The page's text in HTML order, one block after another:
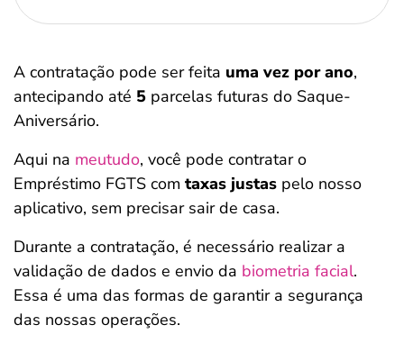
A contratação pode ser feita uma vez por ano,
antecipando até 5 parcelas futuras do Saque-
Aniversário.
Aqui na meutudo, você pode contratar o
Empréstimo FGTS com taxas justas pelo nosso
aplicativo, sem precisar sair de casa.
Durante a contratação, é necessário realizar a
validação de dados e envio da biometria facial.
Essa é uma das formas de garantir a segurança
das nossas operações.